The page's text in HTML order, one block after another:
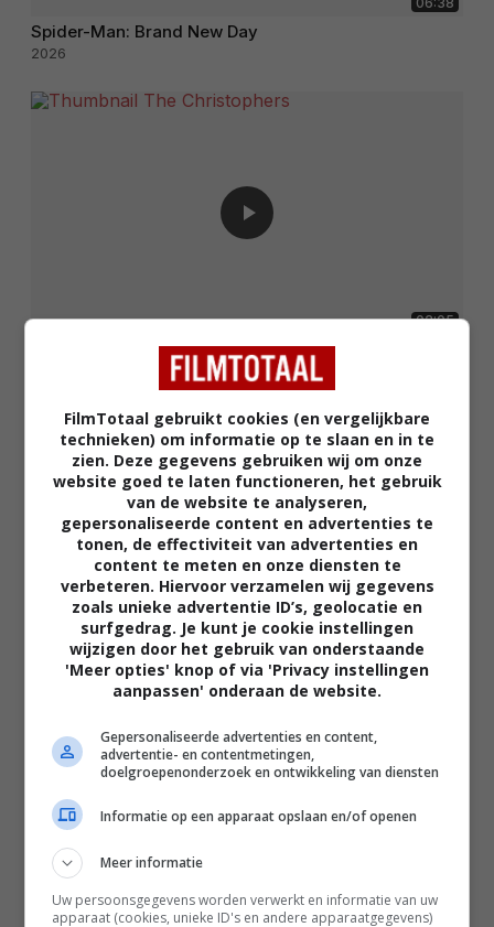
Spider-Man: Brand New Day
2026
02:05
The Christophers
The Uprising
FilmTotaal gebruikt cookies (en vergelijkbare
technieken) om informatie op te slaan en in te
zien. Deze gegevens gebruiken wij om onze
website goed te laten functioneren, het gebruik
van de website te analyseren,
gepersonaliseerde content en advertenties te
tonen, de effectiviteit van advertenties en
content te meten en onze diensten te
verbeteren. Hiervoor verzamelen wij gegevens
zoals unieke advertentie ID’s, geolocatie en
surfgedrag. Je kunt je cookie instellingen
wijzigen door het gebruik van onderstaande
'Meer opties' knop of via 'Privacy instellingen
aanpassen' onderaan de website.
Gepersonaliseerde advertenties en content,
advertentie- en contentmetingen,
doelgroepenonderzoek en ontwikkeling van diensten
Informatie op een apparaat opslaan en/of openen
Meer informatie
Uw persoonsgegevens worden verwerkt en informatie van uw
apparaat (cookies, unieke ID's en andere apparaatgegevens)